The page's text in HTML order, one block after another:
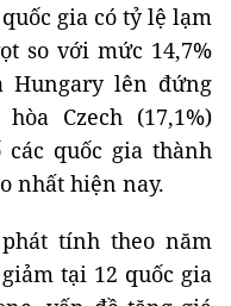
gia có tỷ lệ lạm
so với mức 14,7%
Hungary lên đứng
Czech (17,1%)
quốc gia thành
nhất hiện nay.
tính theo năm
tại 12 quốc gia